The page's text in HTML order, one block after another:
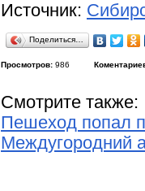
Источник:
Поделиться…
Просмотров: 986
Смотрите также:
Пешеход попал
Междугородний